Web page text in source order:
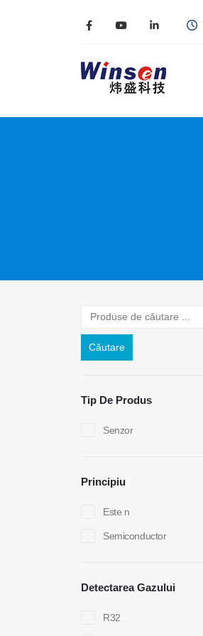
Căutare
Tip De Produs
Senzor
Principiu
Este n
Semiconductor
Detectarea Gazului
R32